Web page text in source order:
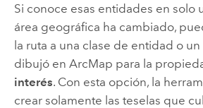
Si conoce esas entidades en solo
área geográfica ha cambiado,
la ruta a una clase de entidad o
dibujó en ArcMap para la
interés. Con esta opción, la
crear solamente las teselas que